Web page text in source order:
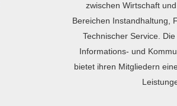
zwischen Wirtschaft
Bereichen Instandhaltung,
Technischer Service.
Informations- und
bietet ihren Mitgliedern